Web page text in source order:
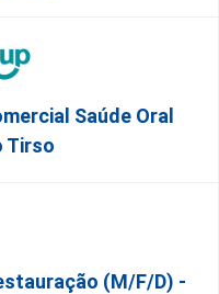
Saúde Oral
Tirso
(m/f/d) -